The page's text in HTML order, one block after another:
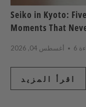
Seiko in Kyoto:
Moments That
أغسطس 04, 2026
اقرأ المزيد